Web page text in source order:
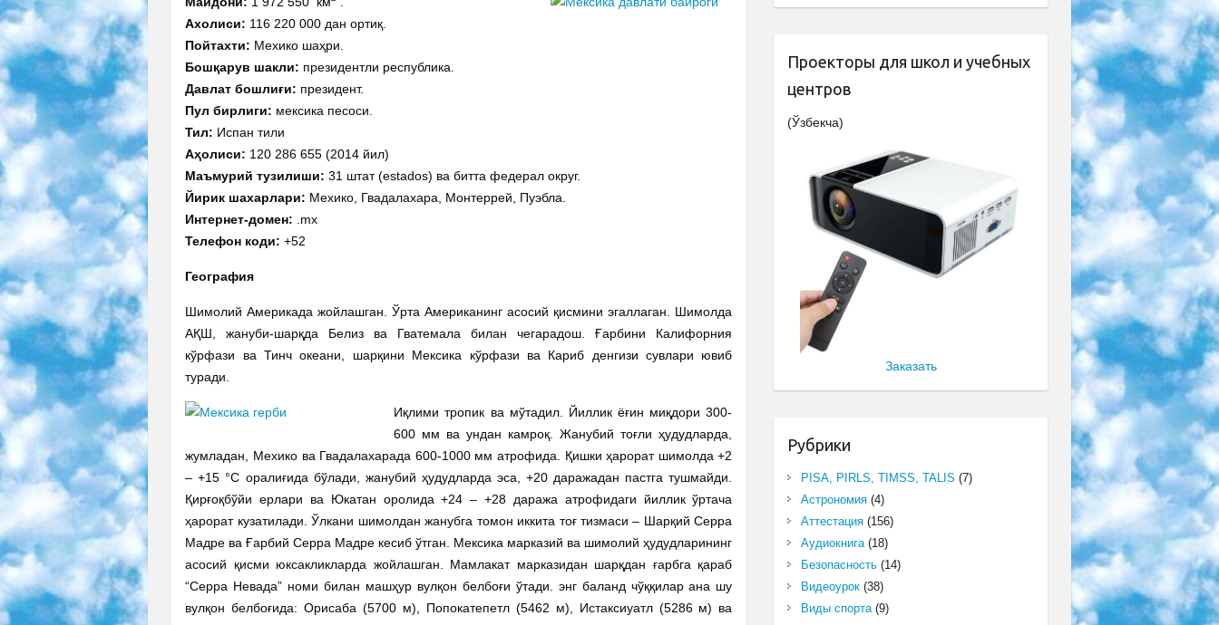
Ахолиси: 116 220 000 дан ортиқ.
Пойтахти: Мехико шаҳри.
Бошқарув шакли: президентли республика.
Давлат бошлиғи: президент.
Пул бирлиги: мексика песоси.
Тил: Испан тили
Аҳолиси: 120 286 655 (2014 йил)
Маъмурий тузилиши: 31 штат (estados) ва битта федерал округ.
Йирик шахарлари: Мехико, Гвадалахара, Монтеррей, Пуэбла.
Интернет-домен: .mx
Телефон коди: +52
География
Шимолий Америкада жойлашган. Ўрта Американинг асосий қисмини эгаллаган. Шимолда
АҚШ, жануби-шарқда Белиз ва Гватемала билан чегарадош. Ғарбини Калифорния
кўрфази ва Тинч океани, шарқини Мексика кўрфази ва Кариб денгизи сувлари ювиб
туради.
Иқлими тропик ва мўтадил. Йиллик ёғин миқдори 300-
600 мм ва ундан камроқ. Жанубий тоғли ҳудудларда,
жумладан, Мехико ва Гвадалахарада 600-1000 мм атрофида. Қишки ҳарорат шимолда +2
– +15 °С оралиғида бўлади, жанубий ҳудудларда эса, +20 даражадан пастга тушмайди.
Қирғоқбўйи ерлари ва Юкатан оролида +24 – +28 даража атрофидаги йиллик ўртача
ҳарорат кузатилади. Ўлкани шимолдан жанубга томон иккита тоғ тизмаси – Шарқий Серра
Мадре ва Ғарбий Серра Мадре кесиб ўтган. Мексика марказий ва шимолий ҳудудларининг
асосий қисми юксакликларда жойлашган. Мамлакат марказидан шарқдан ғарбга қараб
“Серра Невада” номи билан машҳур вулқон белбоғи ўтади. энг баланд чўққилар ана шу
вулқон белбоғида: Орисаба (5700 м), Попокатепетл (5462 м), Истаксиуатл (5286 м) ва
Проекторы для школ и учебных
центров
(Ўзбекча)
Заказать
Рубрики
PISA, PIRLS, TIMSS, TALIS (7)
Астрономия(4)
Аттестация(156)
Аудиокнига(18)
Безопасность(14)
Видеоурок(38)
Виды спорта(9)